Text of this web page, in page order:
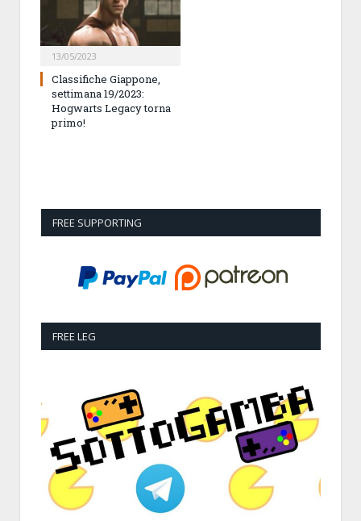
13/05/2023
Classifiche Giappone,
settimana 19/2023:
Hogwarts Legacy torna
primo!
FREE SUPPORTING
FREE LEG